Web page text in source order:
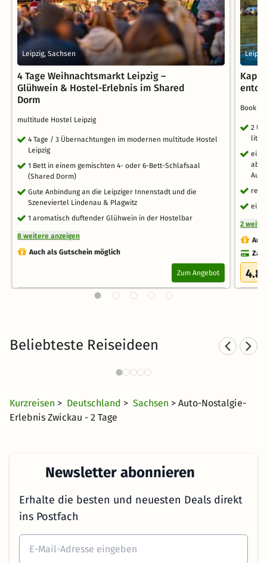
Leipzig, Sachsen
4 Tage Weihnachtsmarkt Leipzig –
Glühwein & Hostel-Erlebnis im Shared
Dorm
multitude Hostel Leipzig
4 Tage / 3 Übernachtungen im modernen multitude Hostel
Leipzig
1 Bett in einem gemischten 4- oder 6-Bett-Schlafsaal
(Shared Dorm)
Gute Anbindung an die Leipziger Innenstadt und die
Szeneviertel Lindenau & Plagwitz
1 aromatisch duftender Glühwein in der Hostelbar
8 weitere anzeigen
Auch als Gutschein möglich
Zum Angebot
Book
2
ein
ab
ein
2
4.8
Beliebteste Reiseideen
Städtereisen nach Sachsen
1215 Angebote
Kurzreisen > Deutschland > Sachsen > Auto-Nostalgie-
Erlebnis Zwickau - 2 Tage
Newsletter abonnieren
Erhalte die besten und neuesten Deals direkt
ins Postfach